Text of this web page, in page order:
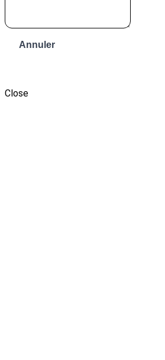
Annuler
Close